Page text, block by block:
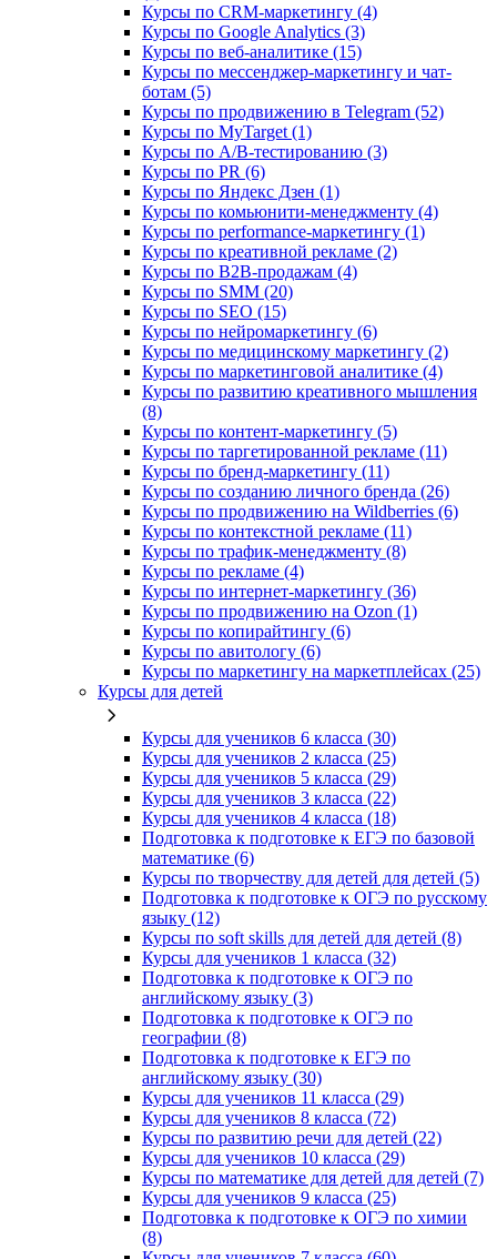
Курсы по CRM-маркетингу (4)
Курсы по Google Analytics (3)
Курсы по веб-аналитике (15)
Курсы по мессенджер-маркетингу и чат-
ботам (5)
Курсы по продвижению в Telegram (52)
Курсы по MyTarget (1)
Курсы по A/B-тестированию (3)
Курсы по PR (6)
Курсы по Яндекс Дзен (1)
Курсы по комьюнити-менеджменту (4)
Курсы по performance-маркетингу (1)
Курсы по креативной рекламе (2)
Курсы по B2B-продажам (4)
Курсы по SMM (20)
Курсы по SEO (15)
Курсы по нейромаркетингу (6)
Курсы по медицинскому маркетингу (2)
Курсы по маркетинговой аналитике (4)
Курсы по развитию креативного мышления
(8)
Курсы по контент-маркетингу (5)
Курсы по таргетированной рекламе (11)
Курсы по бренд-маркетингу (11)
Курсы по созданию личного бренда (26)
Курсы по продвижению на Wildberries (6)
Курсы по контекстной рекламе (11)
Курсы по трафик-менеджменту (8)
Курсы по рекламе (4)
Курсы по интернет-маркетингу (36)
Курсы по продвижению на Ozon (1)
Курсы по копирайтингу (6)
Курсы по авитологу (6)
Курсы по маркетингу на маркетплейсах (25)
Курсы для детей
Курсы для учеников 6 класса (30)
Курсы для учеников 2 класса (25)
Курсы для учеников 5 класса (29)
Курсы для учеников 3 класса (22)
Курсы для учеников 4 класса (18)
Подготовка к подготовке к ЕГЭ по базовой
математике (6)
Курсы по творчеству для детей для детей (5)
Подготовка к подготовке к ОГЭ по русскому
языку (12)
Курсы по soft skills для детей для детей (8)
Курсы для учеников 1 класса (32)
Подготовка к подготовке к ОГЭ по
английскому языку (3)
Подготовка к подготовке к ОГЭ по
географии (8)
Подготовка к подготовке к ЕГЭ по
английскому языку (30)
Курсы для учеников 11 класса (29)
Курсы для учеников 8 класса (72)
Курсы по развитию речи для детей (22)
Курсы для учеников 10 класса (29)
Курсы по математике для детей для детей (7)
Курсы для учеников 9 класса (25)
Подготовка к подготовке к ОГЭ по химии
(8)